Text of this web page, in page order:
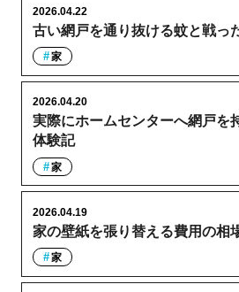
古い網戸を通り抜ける蚊と戦っ
2026.04.22
家
実際にホームセンターへ網戸を
体験記
2026.04.20
家
家の壁紙を張り替える費用の相
2026.04.19
家